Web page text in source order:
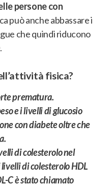
persone con
può anche abbassare i
che quindi riducono
fisica?
prematura.
e i livelli di glucosio
con diabete oltre che
di colesterolo nel
di colesterolo HDL
C è stato chiamato